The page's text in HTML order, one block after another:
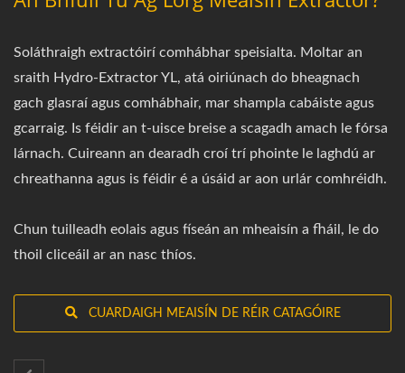
Soláthraigh extractóirí comhábhar speisialta. Moltar an
sraith Hydro-Extractor YL, atá oiriúnach do bheagnach
gach glasraí agus comhábhair, mar shampla cabáiste agus
gcarraig. Is féidir an t-uisce breise a scagadh amach le fórsa
lárnach. Cuireann an dearadh croí trí phointe le laghdú ar
chreathanna agus is féidir é a úsáid ar aon urlár comhréidh.
Chun tuilleadh eolais agus físeán an mheaisín a fháil, le do
thoil cliceáil ar an nasc thíos.
CUARDAIGH MEAISÍN DE RÉIR CATAGÓIRE